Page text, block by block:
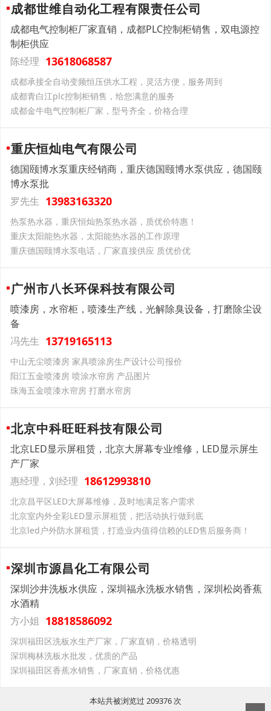
成都世维自动化工程有限责任公司
成都电气控制柜厂家直销，成都PLC控制柜销售，双电源控
制柜供应
陈经理 13618068587
成都承接全自动变频恒压供水工程，灵活方便，服务周到
成都青白江plc控制柜销售，给您满意的服务
成都金牛电气控制柜厂家，型号齐全，价格合理
重庆恒灿电气有限公司
德国颐博水泵重庆经销商，重庆德国颐博水泵供应，德国颐
博水泵批
罗先生 13983163320
热泵热水器，重庆恒灿热泵热水器，质优价特惠！
重庆太阳能热水器，太阳能热水器的工作原理
重庆德国颐博水泵电话，厂家直接供应 质优价优
广州市八长环保科技有限公司
喷漆房，水帘柜，喷漆生产线，光解除臭设备，打磨除尘设
备
冯先生 13719165113
中山无尘喷漆房 家具喷涂房生产设计公司报价
阳江五金喷漆房 喷涂水帘房 产品图片
珠海五金喷漆水帘房 打磨水帘房
北京中科旺旺科技有限公司
北京LED显示屏租赁，北京大屏幕专业维修，LED显示屏生
产厂家
惠经理，刘经理 18612993810
北京昌平区LED大屏幕维修，及时地满足客户需求
北京室内外全彩LED显示屏租赁，把活动执行做到底
北京led户外防水屏租赁，打造业内值得信赖的LED售后服务商！
深圳市源昌化工有限公司
深圳沙井洗板水供应，深圳福永洗板水销售，深圳松岗香蕉
水酒精
方小姐 18818586092
深圳福田区洗板水生产厂家，厂家直销，价格透明
深圳梅林洗板水批发，优质的产品
深圳福田区香蕉水销售，厂家直销，价格优惠
本站共被浏览过 209376 次